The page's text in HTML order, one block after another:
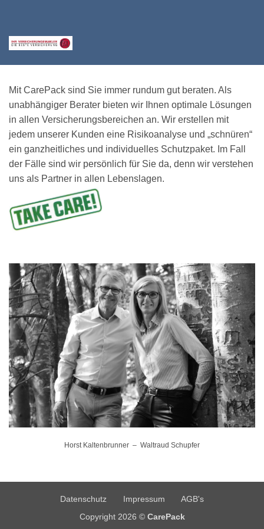
Mit CarePack sind Sie immer rundum gut beraten. Als
unabhängiger Berater bieten wir Ihnen optimale Lösungen
in allen Versicherungsbereichen an. Wir erstellen mit
jedem unserer Kunden eine Risikoanalyse und „schnüren“
ein ganzheitliches und individuelles Schutzpaket. Im Fall
der Fälle sind wir persönlich für Sie da, denn wir verstehen
uns als Partner in allen Lebenslagen.
Horst Kaltenbrunner – Waltraud Schupfer
Datenschutz Impressum
AGB's
Copyright 2026 © CarePack